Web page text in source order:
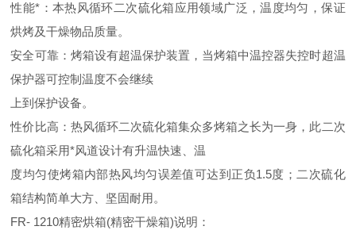
性能*：本热风循环二次硫化箱应用领域广泛，温度均匀，保证
烘烤及干燥物品质量。
安全可靠：烤箱设有超温保护装置，当烤箱中温控器失控时超温
保护器可控制温度不会继续
上到保护设备。
性价比高：热风循环二次硫化箱集众多烤箱之长为一身，此二次
硫化箱采用*风道设计有升温快速、温
度均匀使烤箱内部热风均匀误差值可达到正负1.5度；二次硫化
箱结构简单大方、坚固耐用。
FR- 1210精密烘箱(精密干燥箱)说明：